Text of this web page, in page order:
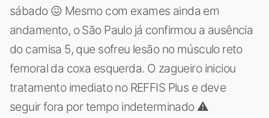
sábado 😖 Mesmo com exames ainda em
andamento, o São Paulo já confirmou a ausência
do camisa 5, que sofreu lesão no músculo reto
femoral da coxa esquerda. O zagueiro iniciou
tratamento imediato no REFFIS Plus e deve
seguir fora por tempo indeterminado ⚠️